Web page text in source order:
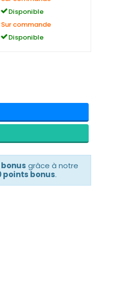
Disponible
Sur commande
Disponible
grâce à notre
points bonus.